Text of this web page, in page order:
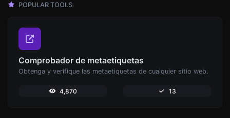
POPULAR TOOLS
Comprobador de metaetiquetas
Obtenga y verifique las metaetiquetas de cualquier sitio web.
4,870 13